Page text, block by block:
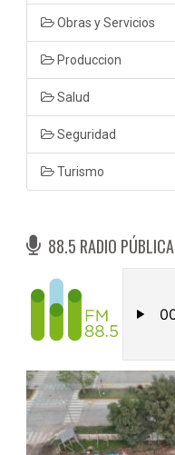
Obras y Servicios
Produccion
Salud
Seguridad
Turismo
88.5 RADIO PÚBLICA